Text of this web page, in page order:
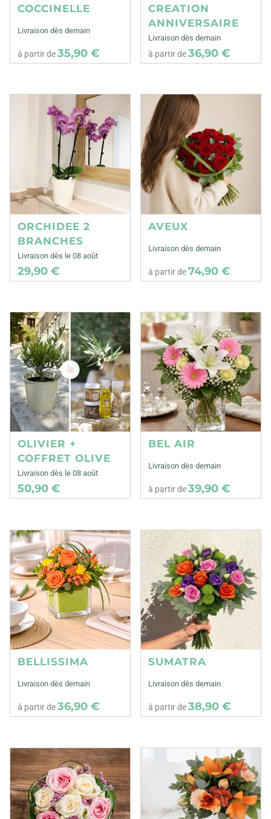
COCCINELLE
Livraison dès demain
à partir de35,90 €
CREATION
ANNIVERSAIRE
Livraison dès demain
à partir de36,90 €
ORCHIDEE 2
BRANCHES
Livraison dès le 08 août
29,90 €
AVEUX
Livraison dès demain
à partir de74,90 €
OLIVIER +
COFFRET OLIVE
Livraison dès le 08 août
50,90 €
BEL AIR
Livraison dès demain
à partir de39,90 €
BELLISSIMA
Livraison dès demain
à partir de36,90 €
SUMATRA
Livraison dès demain
à partir de38,90 €